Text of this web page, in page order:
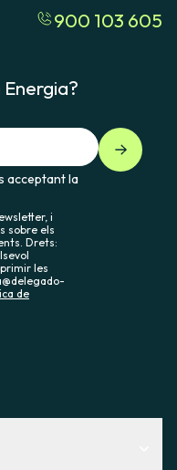
900 103 605
acceptant la
i
sobre els
Drets:
les
de